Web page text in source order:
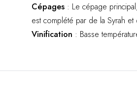
Cépages : Le cépage
est complété par de la Syrah et
Vinification : Basse